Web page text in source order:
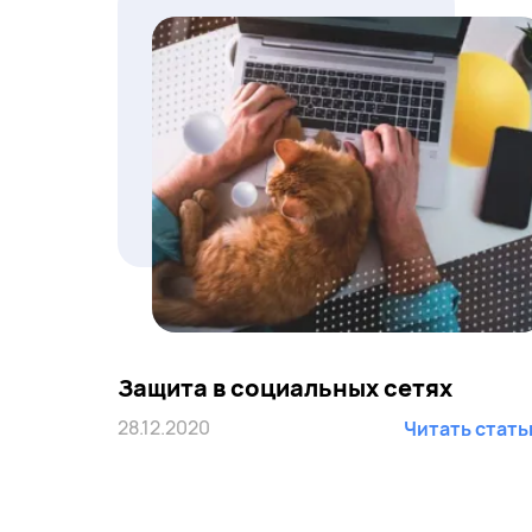
Защита в социальных сетях
28.12.2020 Читать